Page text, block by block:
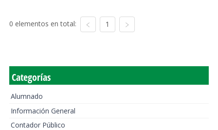
0 elementos en total: 1
Categorías
Alumnado
Información General
Contador Público